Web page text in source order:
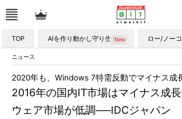
TOP AIを作り動かし守り生かす ロー/ノー
ニュース
2016年の国内IT市場はマイナス成
ウェア市場が低調──IDCジャパン
2020年も、Windows 7特需反動でマイナス成